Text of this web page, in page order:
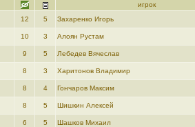
игрок
12 5 Захаренко Игорь
10 3 Алоян Рустам
9 5 Лебедев Вячеслав
8 3 Харитонов Владимир
8 4 Гончаров Максим
8 5 Шишкин Алексей
6 5 Шашков Михаил